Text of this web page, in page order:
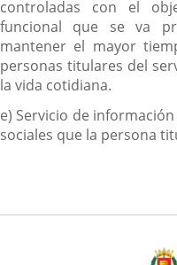
controladas con el
funcional que se va
mantener el mayor
personas titulares del
la vida cotidiana.
e) Servicio de
sociales que la persona